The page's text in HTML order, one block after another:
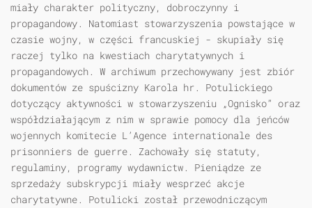
miały charakter polityczny, dobroczynny i
propagandowy. Natomiast stowarzyszenia powstające w
czasie wojny, w części francuskiej - skupiały się
raczej tylko na kwestiach charytatywnych i
propagandowych. W archiwum przechowywany jest zbiór
dokumentów ze spuścizny Karola hr. Potulickiego
dotyczący aktywności w stowarzyszeniu „Ognisko” oraz
współdziałającym z nim w sprawie pomocy dla jeńców
wojennych komitecie L’Agence internationale des
prisonniers de guerre. Zachowały się statuty,
regulaminy, programy wydawnictw. Pieniądze ze
sprzedaży subskrypcji miały wesprzeć akcje
charytatywne. Potulicki został przewodniczącym